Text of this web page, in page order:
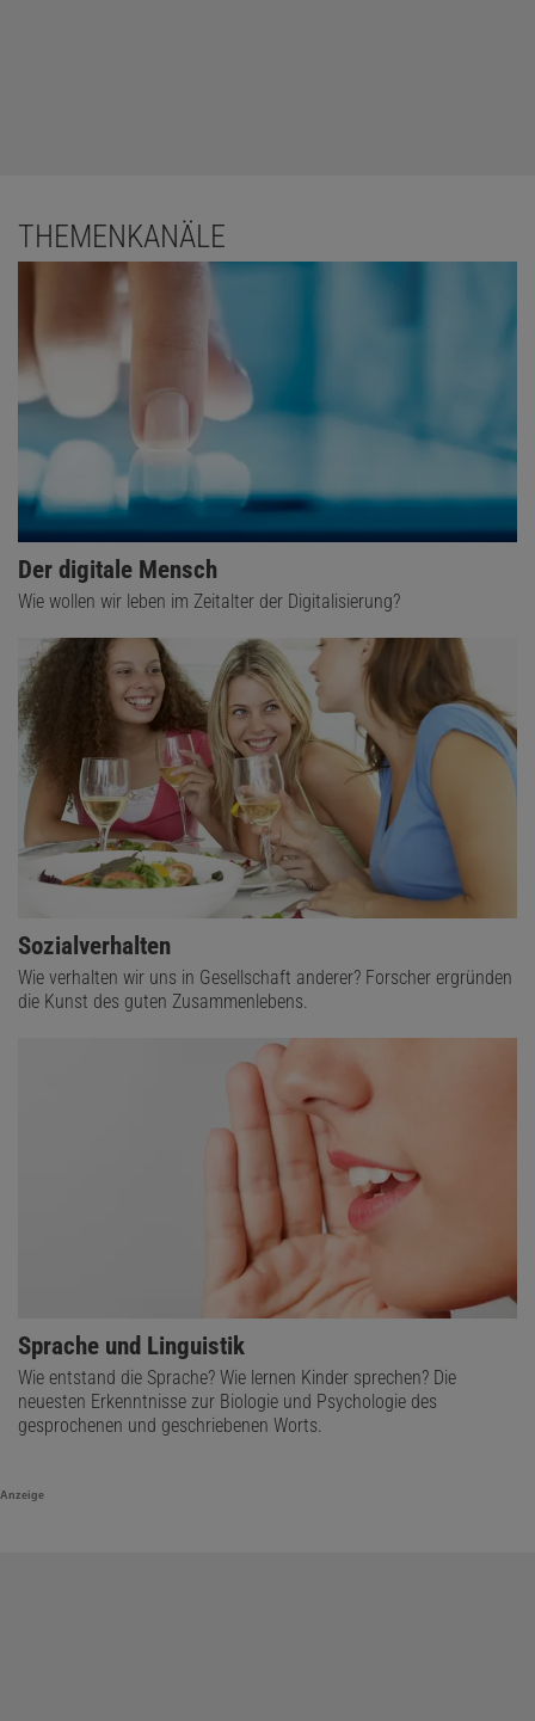
THEMENKANÄLE
Der digitale Mensch
Wie wollen wir leben im Zeitalter der Digitalisierung?
Sozialverhalten
Wie verhalten wir uns in Gesellschaft anderer? Forscher ergründen
die Kunst des guten Zusammenlebens.
Sprache und Linguistik
Wie entstand die Sprache? Wie lernen Kinder sprechen? Die
neuesten Erkenntnisse zur Biologie und Psychologie des
gesprochenen und geschriebenen Worts.
Anzeige